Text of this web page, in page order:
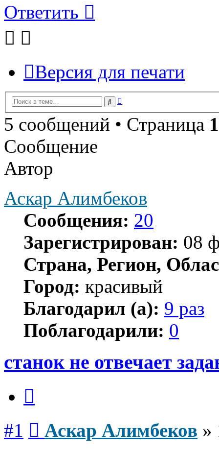
Ответить
Версия для печати
Поиск
5 сообщений • Страница 1
Сообщение
Автор
Аскар Алимбеков
Сообщения: 20
Зарегистрирован: 08
Страна, Регион,
Город: красивый
Благодарил (а): 9 раз
Поблагодарили: 0
станок не отвечает
#1 Аскар Алимбеков »